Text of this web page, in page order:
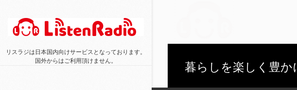
暮らしを楽しく豊
リスラジは日本国内向けサービスとなっております。
国外からはご利用頂けません。